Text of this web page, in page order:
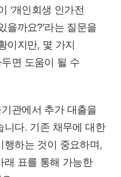
‘개인회생 인가전
을까요?’라는 질문을
이지만, 몇 가지
면 도움이 될 수
관에서 추가 대출을
니다. 기존 채무에 대한
행하는 것이 중요하며,
래 표를 통해 가능한